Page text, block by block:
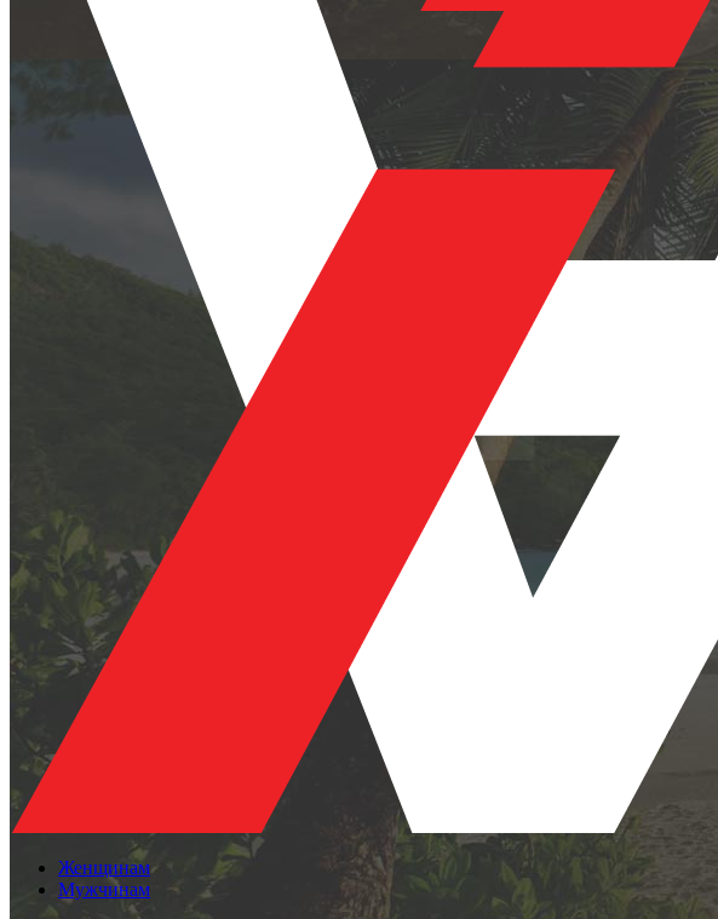
Женщинам
Мужчинам